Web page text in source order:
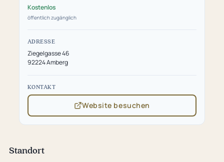
Kostenlos
öffentlich zugänglich
ADRESSE
Ziegelgasse 46
92224 Amberg
KONTAKT
Website besuchen
(öffnet
in
Standort